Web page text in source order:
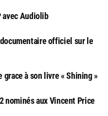
avec Audiolib
documentaire officiel sur le
à son livre « Shining »
nominés aux Vincent Price